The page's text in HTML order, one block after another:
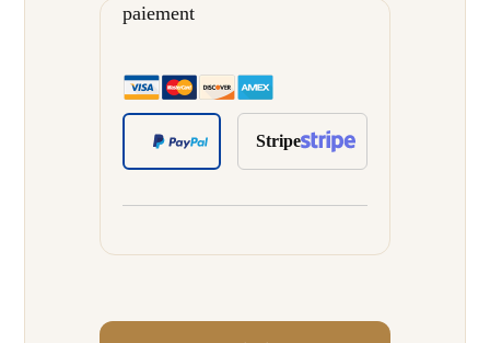
paiement
Stripe
Aucune valeur